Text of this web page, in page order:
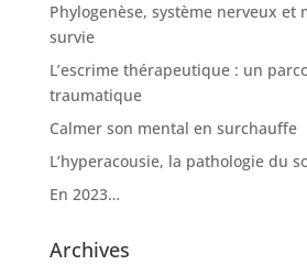
Phylogenèse, système nerveux et
survie
L’escrime thérapeutique : un
traumatique
Calmer son mental en surchauffe
L’hyperacousie, la pathologie du
En 2023…
Archives